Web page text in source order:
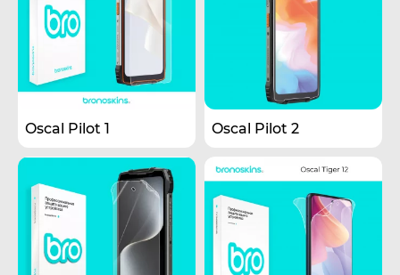
Oscal Pilot 1 Oscal Pilot 2